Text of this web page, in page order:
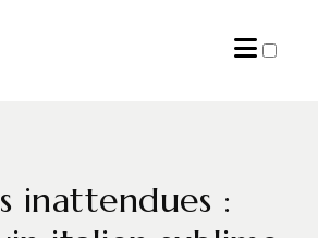
inattendues :